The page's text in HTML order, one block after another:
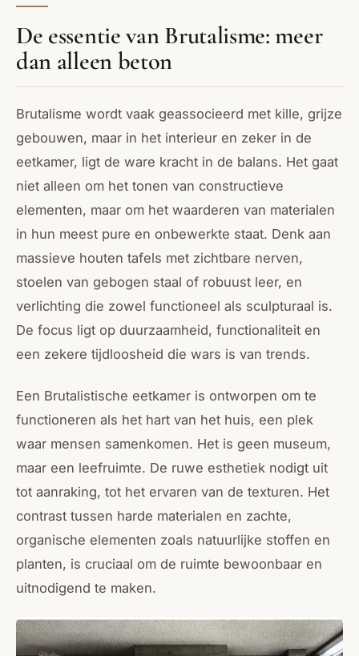
De essentie van Brutalisme: meer
dan alleen beton
Brutalisme wordt vaak geassocieerd met kille, grijze
gebouwen, maar in het interieur en zeker in de
eetkamer, ligt de ware kracht in de balans. Het gaat
niet alleen om het tonen van constructieve
elementen, maar om het waarderen van materialen
in hun meest pure en onbewerkte staat. Denk aan
massieve houten tafels met zichtbare nerven,
stoelen van gebogen staal of robuust leer, en
verlichting die zowel functioneel als sculpturaal is.
De focus ligt op duurzaamheid, functionaliteit en
een zekere tijdloosheid die wars is van trends.
Een Brutalistische eetkamer is ontworpen om te
functioneren als het hart van het huis, een plek
waar mensen samenkomen. Het is geen museum,
maar een leefruimte. De ruwe esthetiek nodigt uit
tot aanraking, tot het ervaren van de texturen. Het
contrast tussen harde materialen en zachte,
organische elementen zoals natuurlijke stoffen en
planten, is cruciaal om de ruimte bewoonbaar en
uitnodigend te maken.